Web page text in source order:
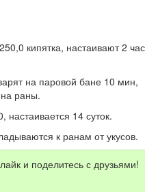
кипятка, настаивают 2
на паровой бане 10 мин,
раны.
настаивается 14 суток.
к ранам от укусов.
и поделитесь с друзьями!